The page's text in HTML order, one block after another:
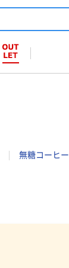
無糖コーヒー